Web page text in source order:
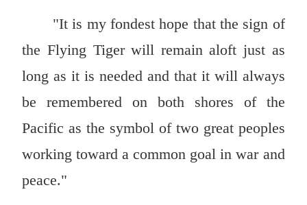
"It is my fondest hope that the sign of
the Flying Tiger will remain aloft just as
long as it is needed and that it will always
be remembered on both shores of the
Pacific as the symbol of two great peoples
working toward a common goal in war and
peace."